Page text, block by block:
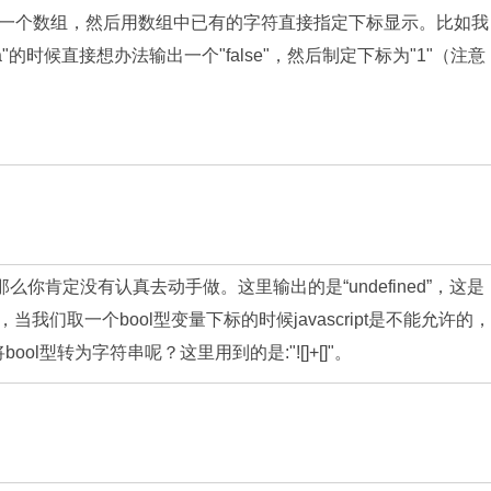
个数组，然后用数组中已有的字符直接指定下标显示。比如我
时候直接想办法输出一个"false"，然后制定下标为"1"（注意
你肯定没有认真去动手做。这里输出的是“undefined”，这是
我们取一个bool型变量下标的时候javascript是不能允许的，
型转为字符串呢？这里用到的是:"![]+[]"。